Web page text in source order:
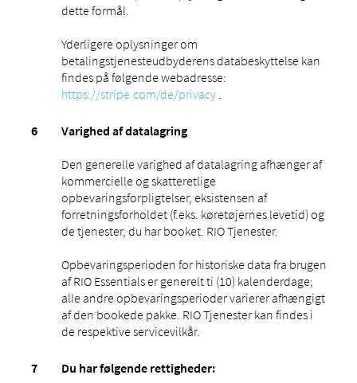
dette formål.
Yderligere oplysninger om
betalingstjenesteudbyderens databeskyttelse kan
findes på følgende webadresse:
https://stripe.com/de/privacy.
Varighed af datalagring
Den generelle varighed af datalagring afhænger af
kommercielle og skatteretlige
opbevaringsforpligtelser, eksistensen af ​​
forretningsforholdet (f.eks. køretøjernes levetid) og
de tjenester, du har booket. RIO Tjenester.
Opbevaringsperioden for historiske data fra brugen
af RIO Essentials er generelt ti (10) kalenderdage;
alle andre opbevaringsperioder varierer afhængigt
af den bookede pakke. RIO Tjenester kan findes i
de respektive servicevilkår.
Du har følgende rettigheder: